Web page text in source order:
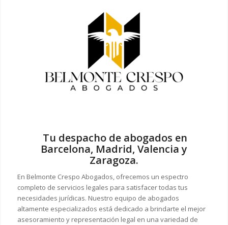
Tu despacho de abogados en
Barcelona, Madrid, Valencia y
Zaragoza.
En Belmonte Crespo Abogados, ofrecemos un espectro
completo de servicios legales para satisfacer todas tus
necesidades jurídicas. Nuestro equipo de abogados
altamente especializados está dedicado a brindarte el mejor
asesoramiento y representación legal en una variedad de